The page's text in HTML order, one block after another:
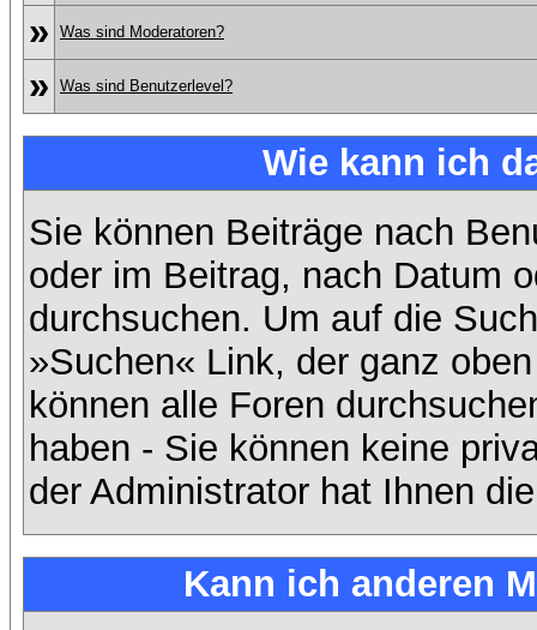
» Was sind Moderatoren?
» Was sind Benutzerlevel?
Wie kann ich
Sie können Beiträge nach
oder im Beitrag, nach Datum
durchsuchen. Um auf die
»Suchen« Link, der ganz
können alle Foren
haben - Sie können keine
der Administrator hat Ihnen
Kann ich anderen